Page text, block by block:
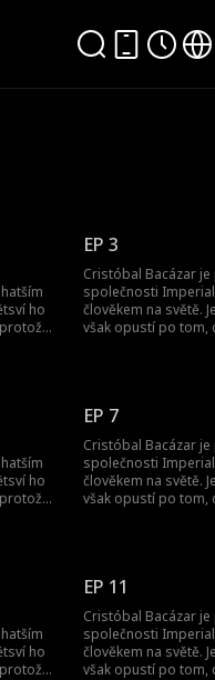
ho
EP 3
Cristóbal Bacázar
společnosti
člověkem na světě.
však opustí po tom,
ho
EP 7
Cristóbal Bacázar
společnosti
člověkem na světě.
však opustí po tom,
ho
EP 11
Cristóbal Bacázar
společnosti
člověkem na světě.
však opustí po tom,